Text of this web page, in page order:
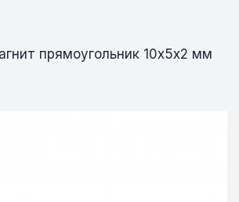
прямоугольник 10х5х2 мм